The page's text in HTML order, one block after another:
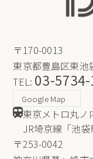
〒170-0013
東京都豊島区東池
TEL: 03-
Google Map
東京メトロ丸ノ
JR埼京線「池
〒253-0042